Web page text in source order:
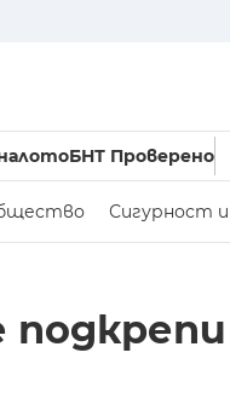
БНТ Проверено
Сигурност